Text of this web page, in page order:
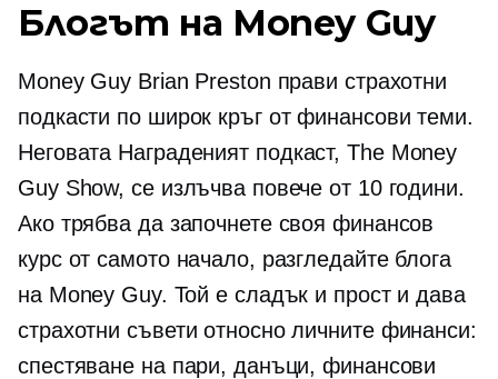
Блогът на Money Guy
Money Guy Brian Preston прави страхотни
подкасти по широк кръг от финансови теми.
Неговата Награденият подкаст, The Money
Guy Show, се излъчва повече от 10 години.
Ако трябва да започнете своя финансов
курс от самото начало, разгледайте блога
на Money Guy. Той е сладък и прост и дава
страхотни съвети относно личните финанси:
спестяване на пари, данъци, финансови